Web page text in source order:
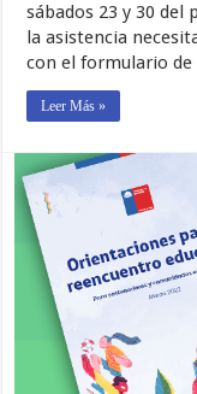
sábados 23 y 30 del
la asistencia
con el formulario
Leer Más »